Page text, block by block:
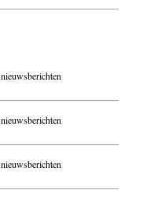
nieuwsberichten
nieuwsberichten
nieuwsberichten